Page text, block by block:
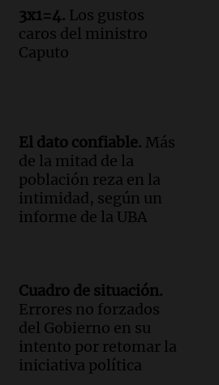
todos
un asalto millonario a
Talamochita en Villa
3x1=4. Los gustos
caros del ministro
Caputo
El dato confiable. Más
de la mitad de la
población reza en la
intimidad, según un
informe de la UBA
Cuadro de situación.
Errores no forzados
del Gobierno en su
intento por retomar la
iniciativa política